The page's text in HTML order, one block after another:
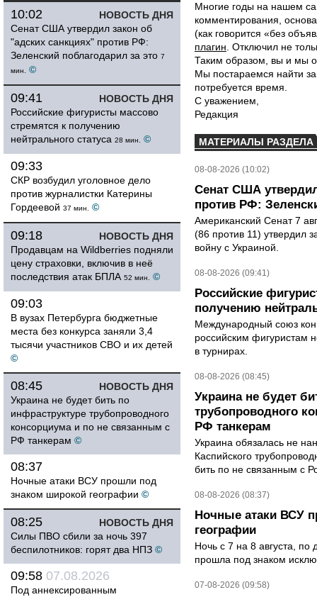
НОВОСТЬ ДНЯ
10:02
Сенат США утвердил закон об
"адских санкциях" против РФ:
Зеленский поблагодарил за это 7
мин.
©
НОВОСТЬ ДНЯ
09:41
Российские фигуристы массово
стремятся к получению
нейтрального статуса 28 мин. ©
09:33
СКР возбудил уголовное дело
против журналистки Катерины
Гордеевой 37 мин. ©
НОВОСТЬ ДНЯ
09:18
Продавцам на Wildberries подняли
цену страховки, включив в неё
последствия атак БПЛА 52 мин. ©
09:03
В вузах Петербурга бюджетные
места без конкурса заняли 3,4
тысячи участников СВО и их детей
©
НОВОСТЬ ДНЯ
08:45
Украина не будет бить по
инфраструктуре трубопроводного
консорциума и по не связанным с
РФ танкерам ©
08:37
Ночные атаки ВСУ прошли под
знаком широкой географии ©
НОВОСТЬ ДНЯ
08:25
Силы ПВО сбили за ночь 397
беспилотников: горят два НПЗ ©
09:58 07.08.2026
Под аннексированным
Многие годы на нашем
комментирования,
(как говорится «без
плагин . Отключил не
Таким образом, вы и мы
Мы постараемся найти
потребуется время.
С уважением,
Редакция
МАТЕРИАЛЫ РАЗДЕЛА
08-08-2026 (10:02)
Сенат США
против РФ:
Американский Сенат 7
(86 против 11) утвердил
войну с Украиной.
08-08-2026 (09:41)
Российские
получению
Международный союз
российским фигуристам
в турнирах.
08-08-2026 (08:45)
Украина не будет
трубопроводного
РФ танкерам
Украина обязалась не
Каспийского
бить по не связанным с
08-08-2026 (08:37)
Ночные атаки ВСУ
географии
Ночь с 7 на 8 августа,
прошла под знаком
07-08-2026 (09:58)